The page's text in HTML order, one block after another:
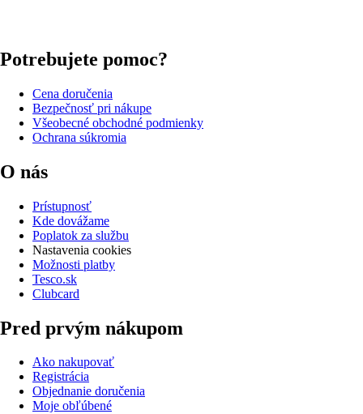
Potrebujete pomoc?
Cena doručenia
Bezpečnosť pri nákupe
Všeobecné obchodné podmienky
Ochrana súkromia
O nás
Prístupnosť
Kde dovážame
Poplatok za službu
Nastavenia cookies
Možnosti platby
Tesco.sk
Clubcard
Pred prvým nákupom
Ako nakupovať
Registrácia
Objednanie doručenia
Moje obľúbené